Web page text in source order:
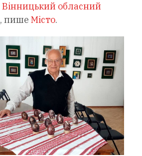
Вінницький обласний
, пише Місто.